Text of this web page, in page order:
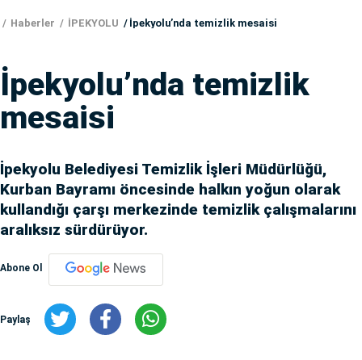
Haberler İPEKYOLU İpekyolu’nda temizlik mesaisi
İpekyolu’nda temizlik
mesaisi
İpekyolu Belediyesi Temizlik İşleri Müdürlüğü,
Kurban Bayramı öncesinde halkın yoğun olarak
kullandığı çarşı merkezinde temizlik çalışmalarını
aralıksız sürdürüyor.
Abone Ol
Paylaş